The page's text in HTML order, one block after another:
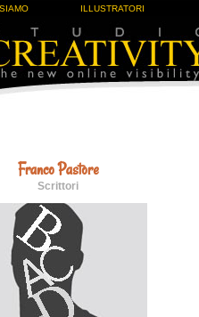
ILLUSTRATORI
Franco Pastore
Scrittori